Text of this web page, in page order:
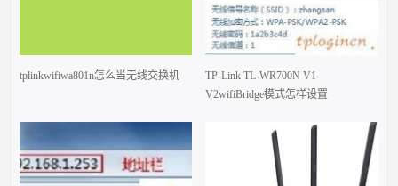
tplinkwifiwa801n怎么当无线交换机
TP-Link TL-WR700N V1-
V2wifiBridge模式怎样设置